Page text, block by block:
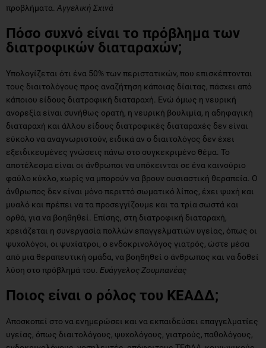
προβλήματα. Αγγελική Σχινά
Πόσο συχνό είναι το πρόβλημα των
διατροφικών διαταραχών;
Υπολογίζεται ότι ένα 50% των περιστατικών, που επισκέπτονται
τους διαιτολόγους προς αναζήτηση κάποιας δίαιτας, πάσχει από
κάποιου είδους διατροφική διαταραχή. Ενώ όμως η νευρική
ανορεξία είναι συνήθως ορατή, η νευρική βουλιμία, η αδηφαγική
διαταραχή και άλλου είδους διατροφικές διαταραχές δεν είναι
εύκολο να αναγνωριστούν, ειδικά αν ο διαιτολόγος δεν έχει
εξειδικευμένες γνώσεις πάνω στο συγκεκριμένο θέμα. Το
αποτέλεσμα είναι οι άνθρωποι να υπόκεινται σε ένα καινούριο
φαύλο κύκλο, χωρίς να μπορούν να βρουν ουσιαστική θεραπεία. Ο
άνθρωπος δεν είναι μόνο περιττό σωματικό λίπος, έχει ψυχή και
μυαλό και πρέπει να τα προσεγγίζουμε και τα τρία σωστά και
ορθά, για να βοηθηθεί. Επίσης, στη διατροφική διαταραχή,
χρειάζεται η συνεργασία πολλών επαγγελματιών υγείας, όπως οι
ψυχολόγοι, οι ψυχίατροι, ο ενδοκρινολόγος γιατρός, ώστε μέσα
από μια θεραπευτική ομάδα, να βοηθηθεί ο άνθρωπος και να δοθεί
λύση στο πρόβλημά του. Ευάγγελος Ζουμπανέας
Ποιος είναι ο ρόλος του ΚΕΑΔΔ;
Αποσκοπεί στο να ενημερώσει και να εκπαιδεύσει επαγγελματίες
υγείας, όπως διαιτολόγους, ψυχολόγους, γιατρούς, παθολόγους,